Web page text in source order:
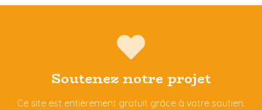
Soutenez notre projet
Ce site est entièrement gratuit grâce à votre soutien.